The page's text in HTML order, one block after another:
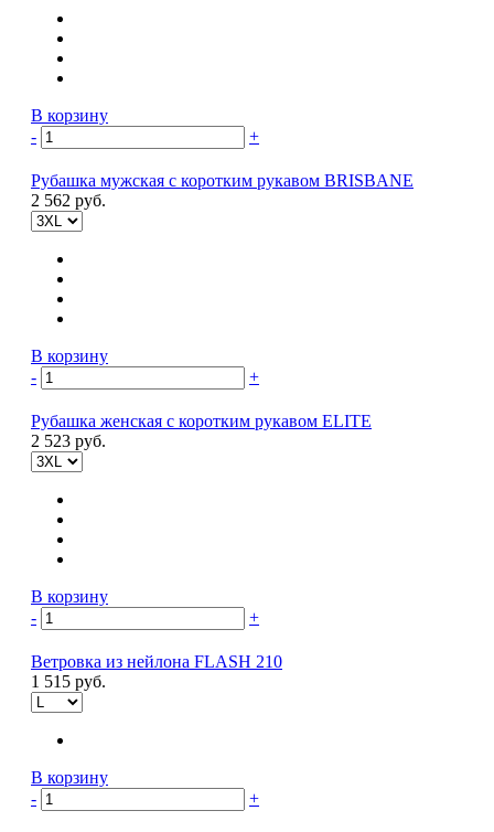
В корзину
-
+
Рубашка мужская с коротким рукавом BRISBANE
2 562 руб.
В корзину
-
+
Рубашка женская с коротким рукавом ELITE
2 523 руб.
В корзину
-
+
Ветровка из нейлона FLASH 210
1 515 руб.
В корзину
-
+